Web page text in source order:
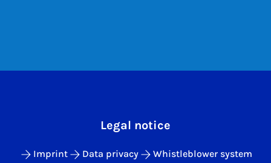
Legal notice
Imprint Data privacy Whistleblower system